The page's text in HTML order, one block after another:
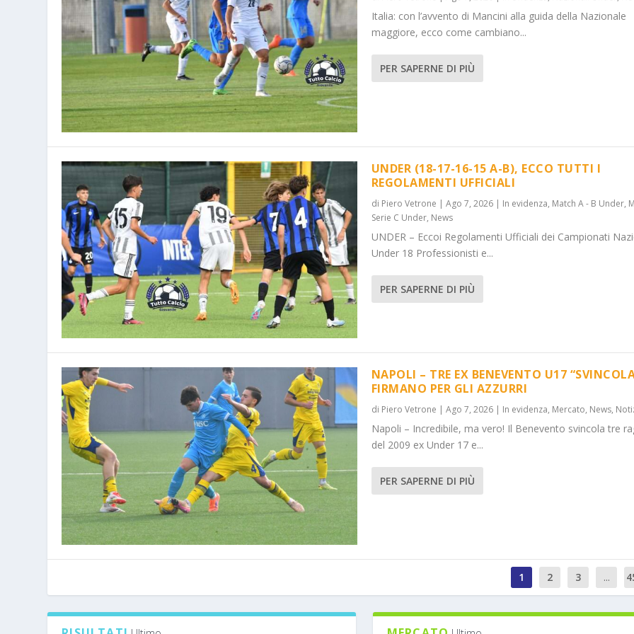
Italia: con l’avvento di Mancini alla guida della Nazionale
maggiore, ecco come cambiano...
PER SAPERNE DI PIÙ
UNDER (18-17-16-15 A-B), ECCO TUTTI I
REGOLAMENTI UFFICIALI
di Piero Vetrone | Ago 7, 2026| In evidenza, Match A - B Under,
Serie C Under, News
UNDER – Eccoi Regolamenti Ufficiali dei Campionati
Under 18 Professionisti e...
PER SAPERNE DI PIÙ
NAPOLI – TRE EX BENEVENTO U17
FIRMANO PER GLI AZZURRI
di Piero Vetrone | Ago 7, 2026| In evidenza, Mercato, News,
Napoli – Incredibile, ma vero! Il Benevento svincola tre
del 2009 ex Under 17 e...
PER SAPERNE DI PIÙ
1 2 3 ...